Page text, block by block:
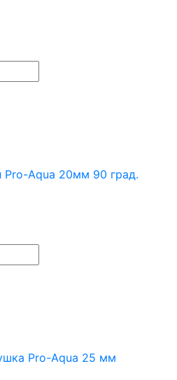
Pro-Aqua 20мм 90 град.
Pro-Aqua 25 мм